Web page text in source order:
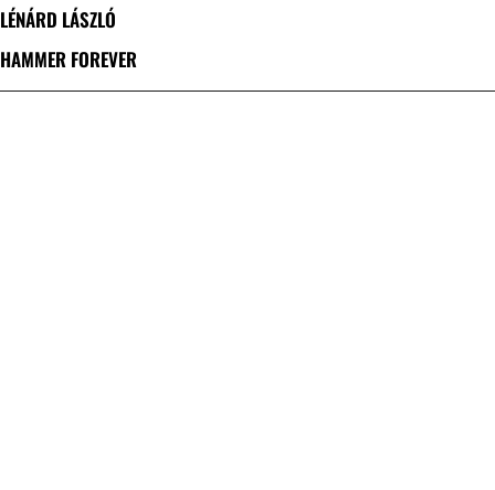
LÉNÁRD LÁSZLÓ
HAMMER FOREVER